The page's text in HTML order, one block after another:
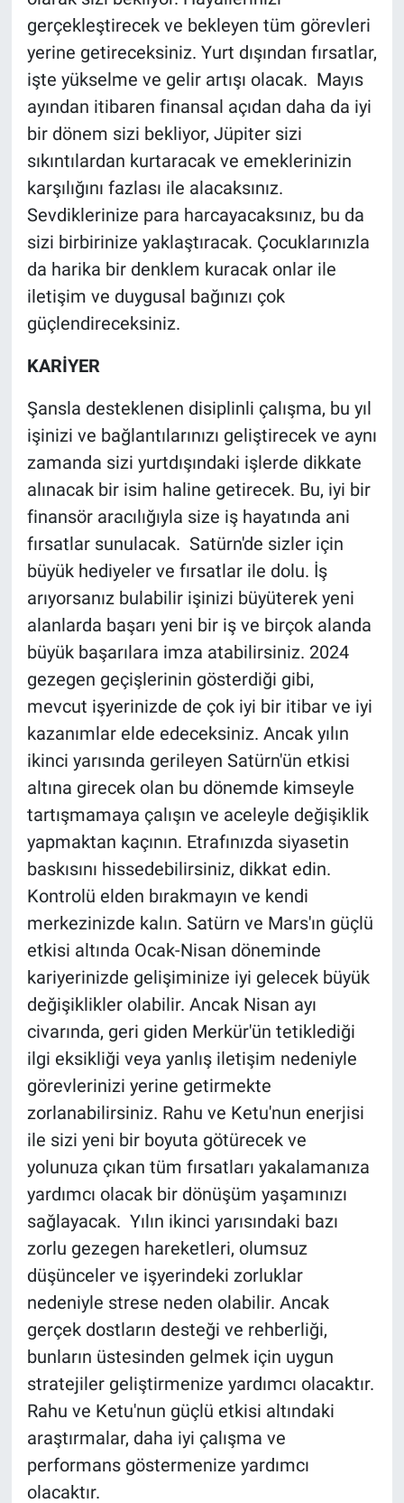
gerçekleştirecek ve bekleyen tüm görevleri
yerine getireceksiniz. Yurt dışından fırsatlar,
işte yükselme ve gelir artışı olacak. Mayıs
ayından itibaren finansal açıdan daha da iyi
bir dönem sizi bekliyor, Jüpiter sizi
sıkıntılardan kurtaracak ve emeklerinizin
karşılığını fazlası ile alacaksınız.
Sevdiklerinize para harcayacaksınız, bu da
sizi birbirinize yaklaştıracak. Çocuklarınızla
da harika bir denklem kuracak onlar ile
iletişim ve duygusal bağınızı çok
güçlendireceksiniz.
KARİYER
Şansla desteklenen disiplinli çalışma, bu yıl
işinizi ve bağlantılarınızı geliştirecek ve aynı
zamanda sizi yurtdışındaki işlerde dikkate
alınacak bir isim haline getirecek. Bu, iyi bir
finansör aracılığıyla size iş hayatında ani
fırsatlar sunulacak. Satürn'de sizler için
büyük hediyeler ve fırsatlar ile dolu. İş
arıyorsanız bulabilir işinizi büyüterek yeni
alanlarda başarı yeni bir iş ve birçok alanda
büyük başarılara imza atabilirsiniz. 2024
gezegen geçişlerinin gösterdiği gibi,
mevcut işyerinizde de çok iyi bir itibar ve iyi
kazanımlar elde edeceksiniz. Ancak yılın
ikinci yarısında gerileyen Satürn'ün etkisi
altına girecek olan bu dönemde kimseyle
tartışmamaya çalışın ve aceleyle değişiklik
yapmaktan kaçının. Etrafınızda siyasetin
baskısını hissedebilirsiniz, dikkat edin.
Kontrolü elden bırakmayın ve kendi
merkezinizde kalın. Satürn ve Mars'ın güçlü
etkisi altında Ocak-Nisan döneminde
kariyerinizde gelişiminize iyi gelecek büyük
değişiklikler olabilir. Ancak Nisan ayı
civarında, geri giden Merkür'ün tetiklediği
ilgi eksikliği veya yanlış iletişim nedeniyle
görevlerinizi yerine getirmekte
zorlanabilirsiniz. Rahu ve Ketu'nun enerjisi
ile sizi yeni bir boyuta götürecek ve
yolunuza çıkan tüm fırsatları yakalamanıza
yardımcı olacak bir dönüşüm yaşamınızı
sağlayacak. Yılın ikinci yarısındaki bazı
zorlu gezegen hareketleri, olumsuz
düşünceler ve işyerindeki zorluklar
nedeniyle strese neden olabilir. Ancak
gerçek dostların desteği ve rehberliği,
bunların üstesinden gelmek için uygun
stratejiler geliştirmenize yardımcı olacaktır.
Rahu ve Ketu'nun güçlü etkisi altındaki
araştırmalar, daha iyi çalışma ve
performans göstermenize yardımcı
olacaktır.